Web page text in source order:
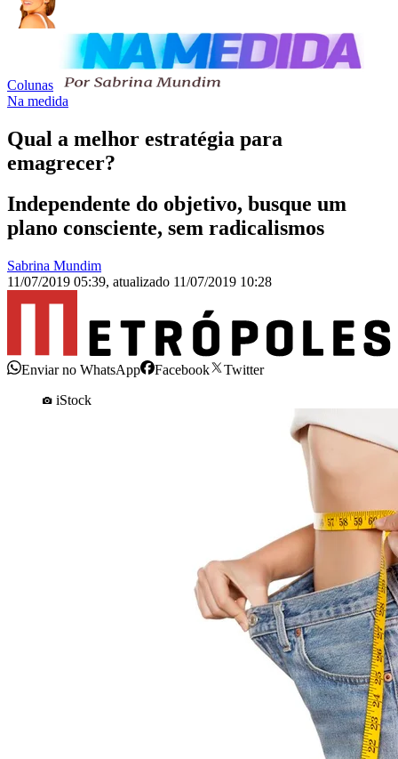
Colunas
Na medida
Qual a melhor estratégia para
emagrecer?
Independente do objetivo, busque um
plano consciente, sem radicalismos
Sabrina Mundim
11/07/2019 05:39, atualizado 11/07/2019 10:28
Enviar no WhatsApp Facebook
Twitter
iStock